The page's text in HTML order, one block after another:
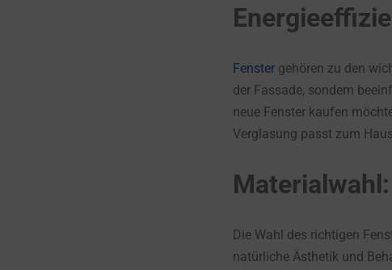
Fenstergehören zu den
der Fassade, sondern
neue Fenster kaufen
Verglasung passt zum
Die Wahl des richtigen
natürliche Ästhetik und